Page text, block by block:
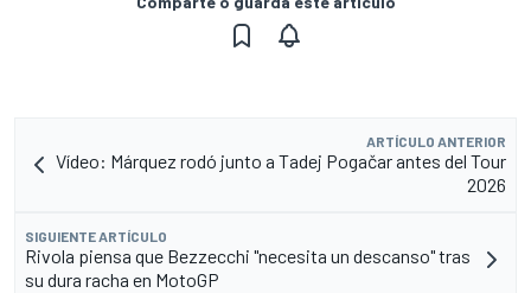
ARTÍCULO ANTERIOR
Vídeo: Márquez rodó junto a Tadej Pogačar antes del Tour
2026
SIGUIENTE ARTÍCULO
Rivola piensa que Bezzecchi "necesita un descanso" tras
su dura racha en MotoGP